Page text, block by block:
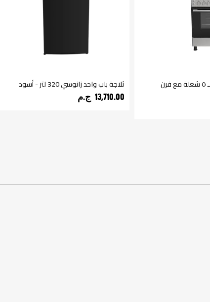
بوتجاز زانوسي CoolCast بـ ٥ شعلة مع فرن ثلاجة باب واحد زانوسي 320 لتر - أسود
13,710.00 ج.م‏